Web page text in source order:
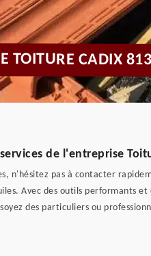
TOITURE CADIX
de l'entreprise
n'hésitez pas à contacter
Avec des outils performants
des particuliers ou